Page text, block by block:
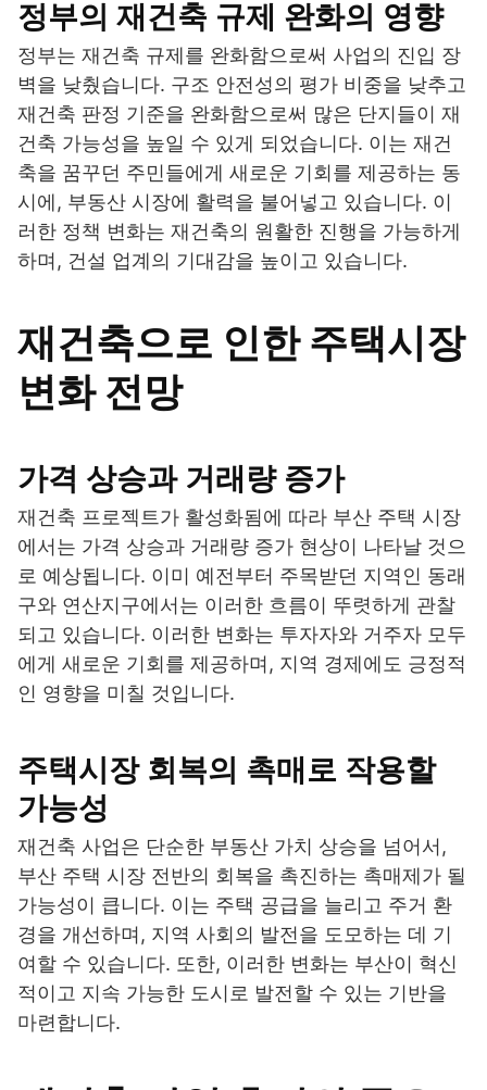
정부의 재건축 규제 완화의 영향
정부는 재건축 규제를 완화함으로써 사업의 진입 장
벽을 낮췄습니다. 구조 안전성의 평가 비중을 낮추고
재건축 판정 기준을 완화함으로써 많은 단지들이 재
건축 가능성을 높일 수 있게 되었습니다. 이는 재건
축을 꿈꾸던 주민들에게 새로운 기회를 제공하는 동
시에, 부동산 시장에 활력을 불어넣고 있습니다. 이
러한 정책 변화는 재건축의 원활한 진행을 가능하게
하며, 건설 업계의 기대감을 높이고 있습니다.
재건축으로 인한 주택시장
변화 전망
가격 상승과 거래량 증가
재건축 프로젝트가 활성화됨에 따라 부산 주택 시장
에서는 가격 상승과 거래량 증가 현상이 나타날 것으
로 예상됩니다. 이미 예전부터 주목받던 지역인 동래
구와 연산지구에서는 이러한 흐름이 뚜렷하게 관찰
되고 있습니다. 이러한 변화는 투자자와 거주자 모두
에게 새로운 기회를 제공하며, 지역 경제에도 긍정적
인 영향을 미칠 것입니다.
주택시장 회복의 촉매로 작용할
가능성
재건축 사업은 단순한 부동산 가치 상승을 넘어서,
부산 주택 시장 전반의 회복을 촉진하는 촉매제가 될
가능성이 큽니다. 이는 주택 공급을 늘리고 주거 환
경을 개선하며, 지역 사회의 발전을 도모하는 데 기
여할 수 있습니다. 또한, 이러한 변화는 부산이 혁신
적이고 지속 가능한 도시로 발전할 수 있는 기반을
마련합니다.